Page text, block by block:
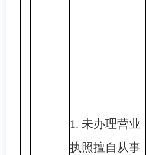
1. 未办理营业
执照擅自从事